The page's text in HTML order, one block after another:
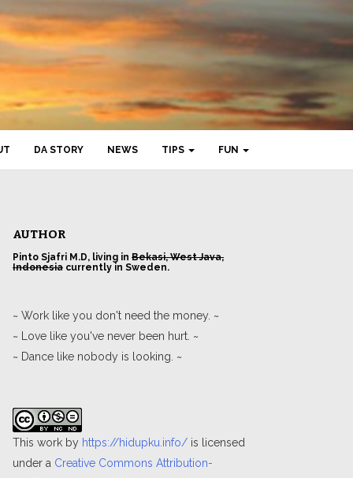
DA STORY NEWS TIPS FUN
AUTHOR
Pinto Sjafri M.D, living in Bekasi, West Java,
Indonesia currently in Sweden.
~ Work like you don't need the money. ~
~ Love like you've never been hurt. ~
~ Dance like nobody is looking. ~
This work by https://hidupku.info/ is licensed
under a Creative Commons Attribution-